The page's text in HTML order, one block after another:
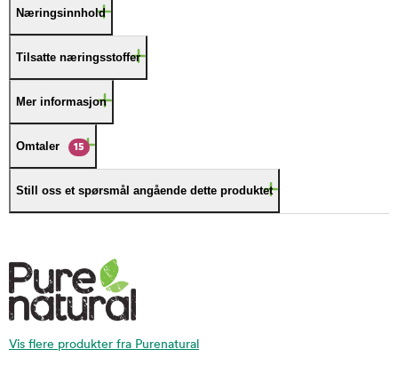
Næringsinnhold
Tilsatte næringsstoffer
Mer informasjon
Omtaler 15
Still oss et spørsmål angående dette produktet
Vis flere produkter fra Purenatural